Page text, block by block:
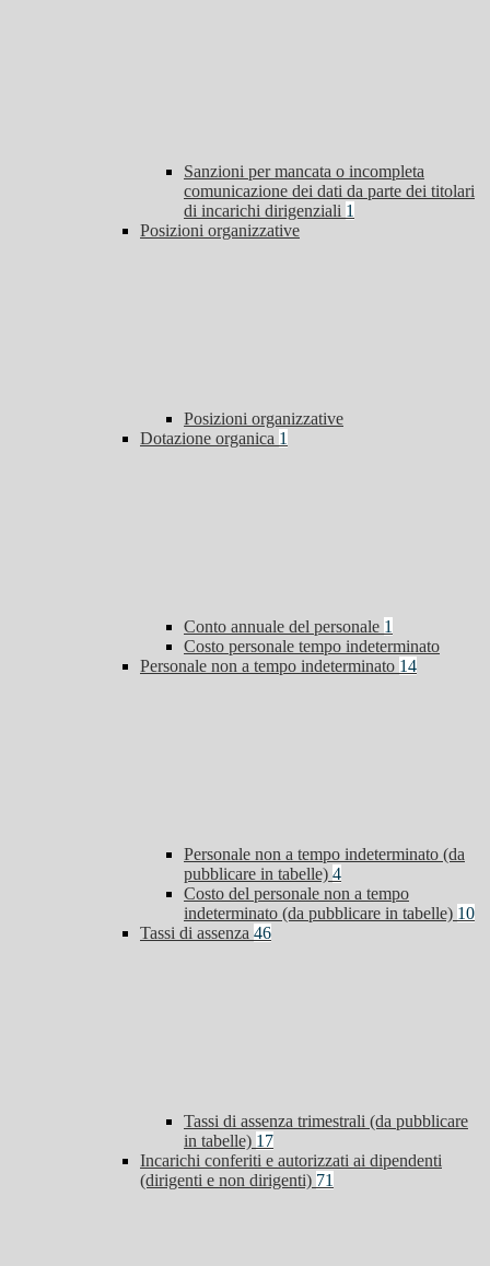
Sanzioni per mancata o incompleta
comunicazione dei dati da parte dei titolari
di incarichi dirigenziali 1
Posizioni organizzative
Posizioni organizzative
Dotazione organica 1
Conto annuale del personale 1
Costo personale tempo indeterminato
Personale non a tempo indeterminato 14
Personale non a tempo indeterminato (da
pubblicare in tabelle) 4
Costo del personale non a tempo
indeterminato (da pubblicare in tabelle) 10
Tassi di assenza 46
Tassi di assenza trimestrali (da pubblicare
in tabelle) 17
Incarichi conferiti e autorizzati ai dipendenti
(dirigenti e non dirigenti) 71